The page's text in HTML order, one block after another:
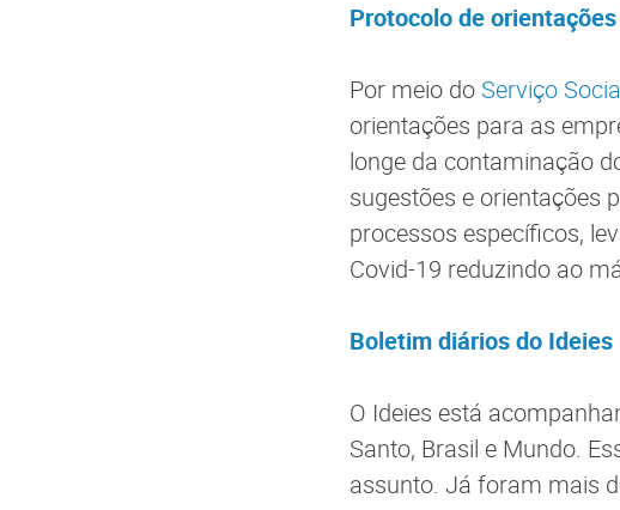
Protocolo de
Por meio do Serviço
orientações para as
longe da contaminação
sugestões e orientações
processos específicos,
Covid-19 reduzindo ao
Boletim diários do Ideies
O Ideies está
Santo, Brasil e Mundo.
assunto. Já foram mais